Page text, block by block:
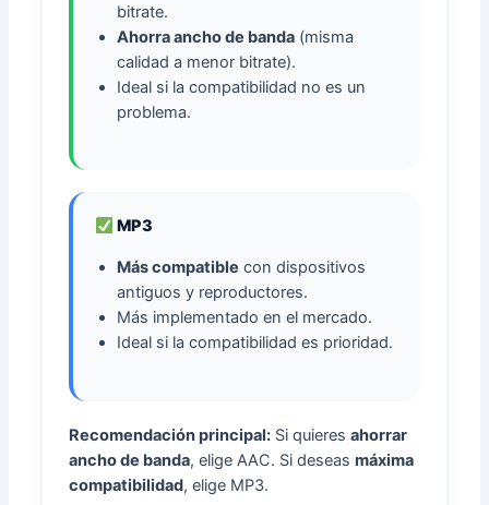
bitrate.
Ahorra ancho de banda (misma
calidad a menor bitrate).
Ideal si la compatibilidad no es un
problema.
MP3
Más compatible con dispositivos
antiguos y reproductores.
Más implementado en el mercado.
Ideal si la compatibilidad es prioridad.
Recomendación principal: Si quieresahorrar
ancho de banda, elige AAC. Si deseasmáxima
compatibilidad, elige MP3.